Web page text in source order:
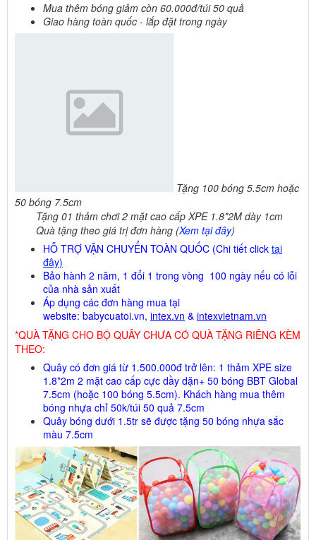
Mua thêm bóng giảm còn 60.000đ/túi 50 quả
Giao hàng toàn quốc - lắp đặt trong ngày
Tặng 100 bóng 5.5cm hoặc
50 bóng 7.5cm
Tặng 01 thảm chơi 2 mặt cao cấp XPE 1.8*2M dày 1cm
Quà tặng theo giá trị đơn hàng (Xem tại đây)
HỖ TRỢ VẬN CHUYỂN TOÀN QUỐC (Chi tiết click tại
đây)
Bảo hành 2 năm, 1 đổi 1 trong vòng 100 ngày nếu có lỗi
của nhà sản xuất
Áp dụng các đơn hàng mua tại
website: babycuatoi.vn, intex.vn & intexvietnam.vn
*QUÀ TẶNG CHO BỘ QUÂY CHƯA CÓ QUÀ TẶNG RIÊNG KÈM
THEO:
Quây có đơn giá từ 1.500.000đ trở lên: 1 thảm XPE size
1.8*2m 2 mặt cao cấp cực dầy dặn+ 50 bóng BBT Global
7.5cm (hoặc 100 bóng 5.5cm). Khách hàng mua thêm
bóng nhựa chỉ 50k/túi 50 quả 7.5cm
Quây bóng dưới 1.5tr sẽ được tặng 50 bóng nhựa sắc
màu 7.5cm